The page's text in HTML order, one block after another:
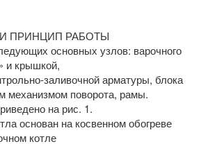
ПРИНЦИП РАБОТЫ
основных узлов: варочного
и крышкой,
заливочной арматуры, блока
механизмом поворота, рамы.
на рис. 1.
основан на косвенном обогреве
котле